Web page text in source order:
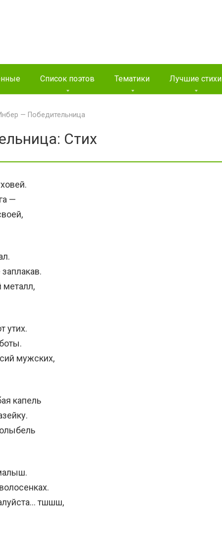
Список поэтов Тематики Лучшие стихи
— Победительница
Стих
—
металл,
утих.
мужских,
капель
тшшш,